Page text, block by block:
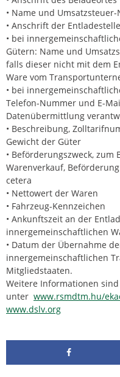
• Name und
• Anschrift der Entladestelle
• bei
Gütern: Name und
falls dieser nicht mit dem
Ware vom
• bei
Telefon-Nummer und E-
Datenübermittlung
• Beschreibung,
Gewicht der Güter
• Beförderungszweck,
Warenverkauf,
cetera
• Nettowert der Waren
• Fahrzeug-Kennzeichen
• Ankunftszeit an der
innergemeinschaftlichen
• Datum der Übernahme
innergemeinschaftlichen
Mitgliedstaaten.
Weitere Informationen
unter www.rsmdtm.hu/
www.dslv.org